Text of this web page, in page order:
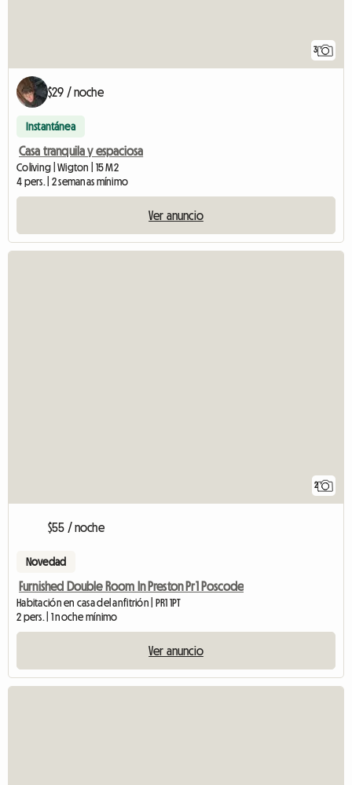
3
$29 / noche
Instantánea
Casa tranquila y espaciosa
Coliving | Wigton | 15 M2
4 pers. | 2 semanas mínimo
Ver anuncio
2
$55 / noche
Novedad
Furnished Double Room In Preston Pr1 Poscode
Habitación en casa del anfitrión | PR1 1PT
2 pers. | 1 noche mínimo
Ver anuncio